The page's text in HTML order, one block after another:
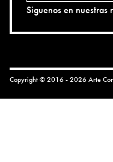
Siguenos en nuestras
Copyright © 2016 - 2026 Arte